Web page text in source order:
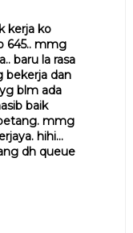
kerja ko
645.. mmg
baru la rasa
bekerja dan
blm ada
baik
mmg
hihi...
dh queue